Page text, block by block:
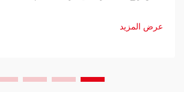
الوجبات اللذيذة. اختيار الأثاث المناسب للطعام...
عرض المزيد